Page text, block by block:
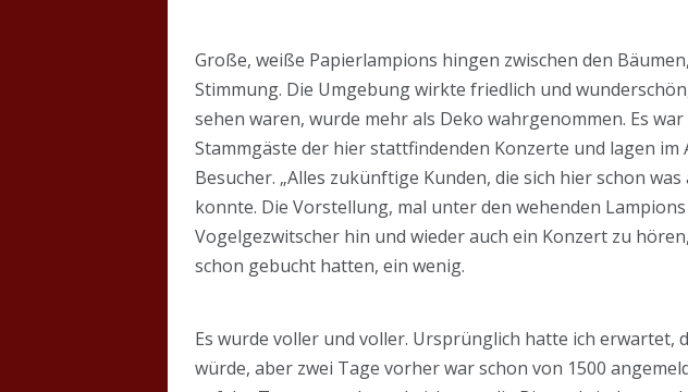
Große, weiße Papierlampions hingen zwischen den
Stimmung. Die Umgebung wirkte friedlich und
sehen waren, wurde mehr als Deko wahrgenommen. Es
Stammgäste der hier stattfindenden Konzerte und lagen
Besucher. „Alles zukünftige Kunden, die sich hier schon
konnte. Die Vorstellung, mal unter den wehenden
Vogelgezwitscher hin und wieder auch ein Konzert zu
schon gebucht hatten, ein wenig.
Es wurde voller und voller. Ursprünglich hatte ich erwartet,
würde, aber zwei Tage vorher war schon von 1500